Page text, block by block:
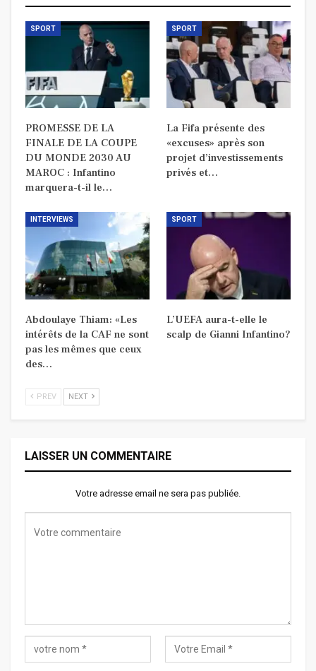
SPORT
PROMESSE DE LA
FINALE DE LA COUPE
DU MONDE 2030 AU
MAROC : Infantino
marquera-t-il le…
SPORT
La Fifa présente des
«excuses» après son
projet d’investissements
privés et…
INTERVIEWS
Abdoulaye Thiam: «Les
intérêts de la CAF ne sont
pas les mêmes que ceux
des…
SPORT
L’UEFA aura-t-elle le
scalp de Gianni Infantino?
PREV NEXT
LAISSER UN COMMENTAIRE
Votre adresse email ne sera pas publiée.